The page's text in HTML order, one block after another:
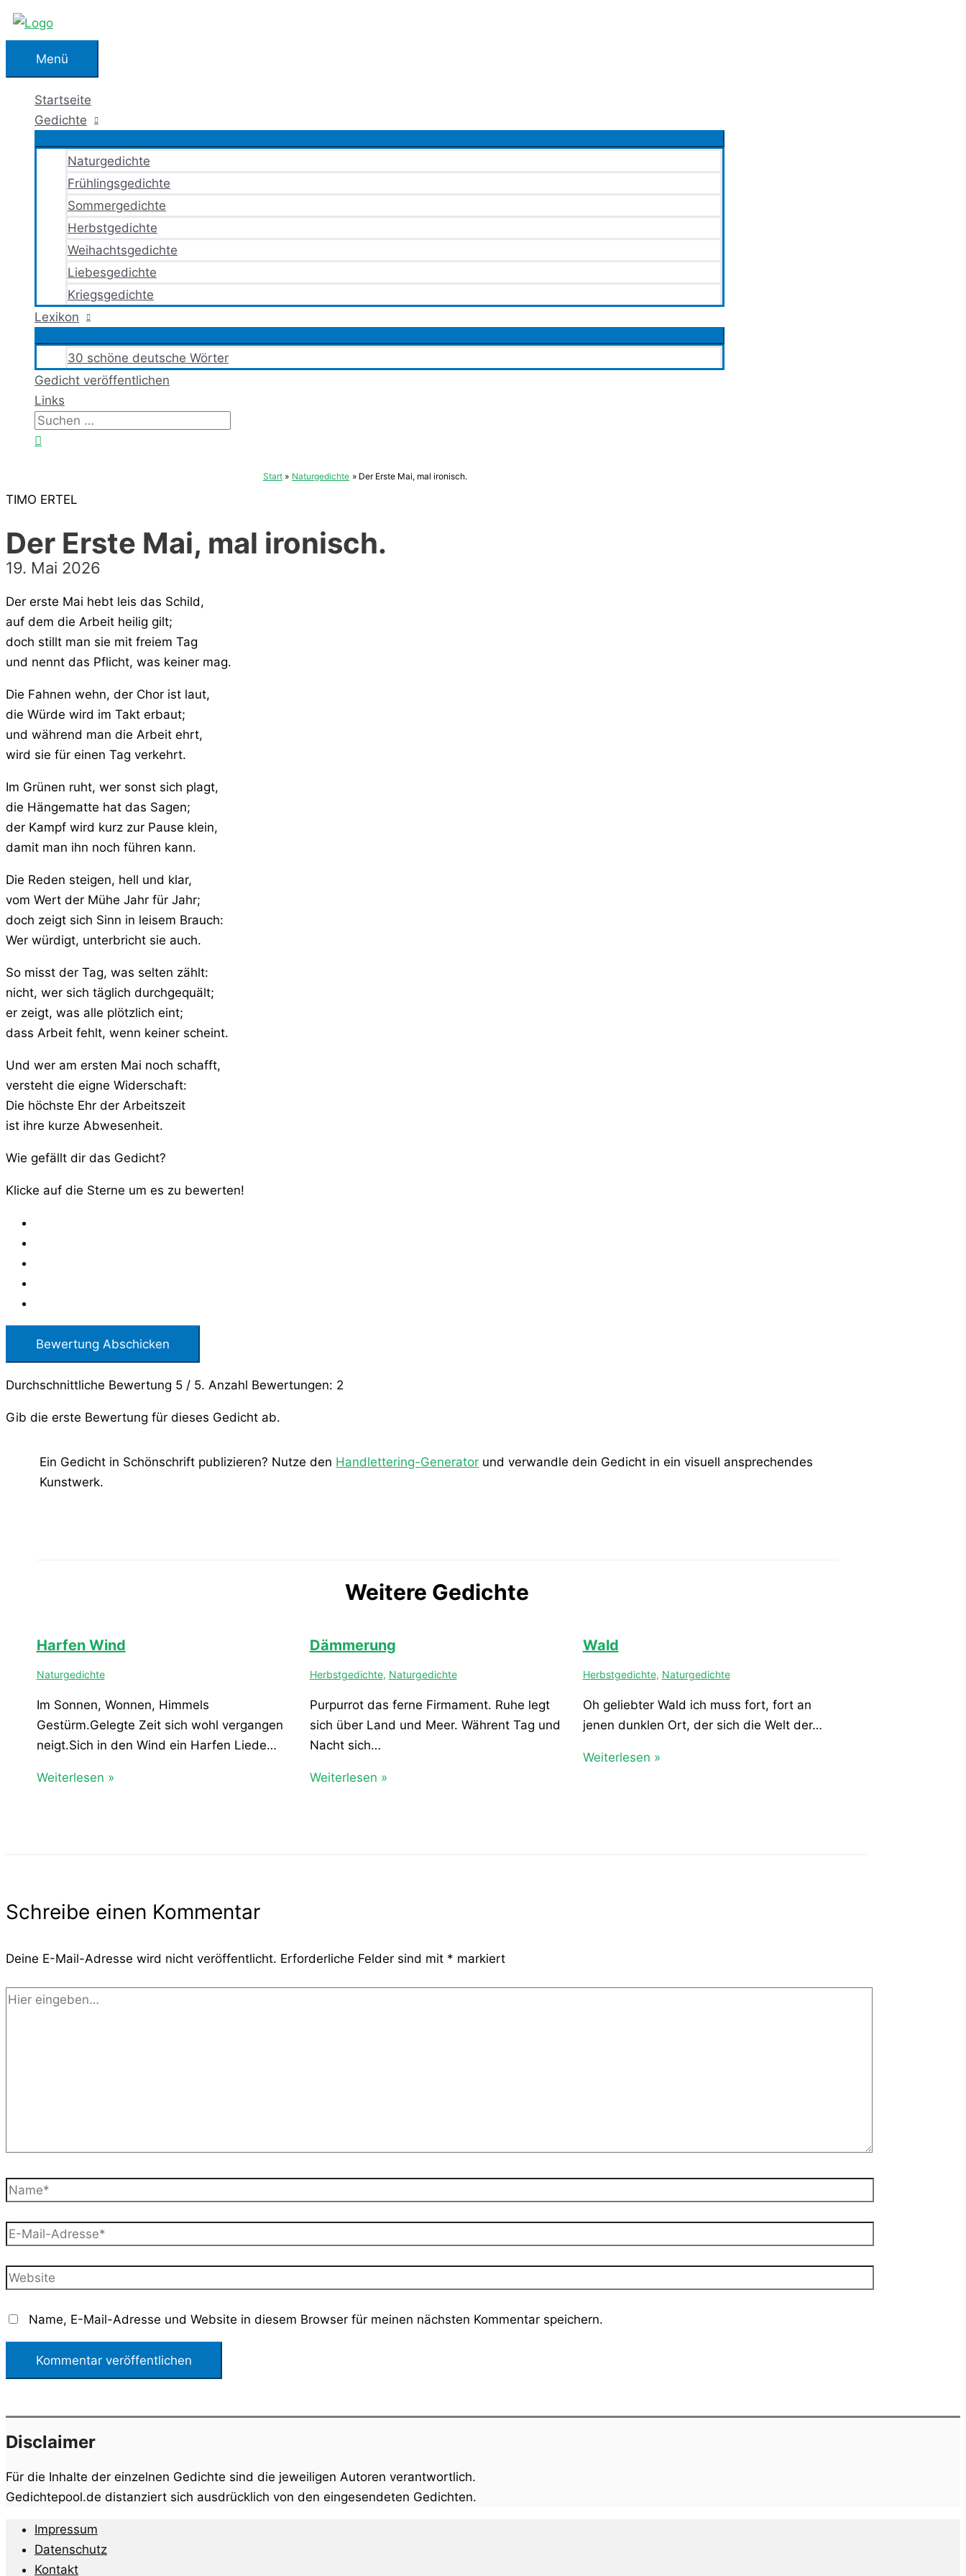
Zum
springenMenü
Menü
Startseite
Gedichte
Naturgedichte
Frühlingsgedichte
Sommergedichte
Herbstgedichte
Weihachtsgedichte
Liebesgedichte
Kriegsgedichte
Lexikon
30 schöne deutsche Wörter
Gedicht veröffentlichen
Links
Suchen
nach:
Start Naturgedichte Der Erste Mai, mal ironisch.
TIMO ERTEL
Der Erste Mai, mal ironisch.
19. Mai 2026
Der erste Mai hebt leis das Schild,
auf dem die Arbeit heilig gilt;
doch stillt man sie mit freiem Tag
und nennt das Pflicht, was keiner mag.
Die Fahnen wehn, der Chor ist laut,
die Würde wird im Takt erbaut;
und während man die Arbeit ehrt,
wird sie für einen Tag verkehrt.
Im Grünen ruht, wer sonst sich plagt,
die Hängematte hat das Sagen;
der Kampf wird kurz zur Pause klein,
damit man ihn noch führen kann.
Die Reden steigen, hell und klar,
vom Wert der Mühe Jahr für Jahr;
doch zeigt sich Sinn in leisem Brauch:
Wer würdigt, unterbricht sie auch.
So misst der Tag, was selten zählt:
nicht, wer sich täglich durchgequält;
er zeigt, was alle plötzlich eint;
dass Arbeit fehlt, wenn keiner scheint.
Und wer am ersten Mai noch schafft,
versteht die eigne Widerschaft:
Die höchste Ehr der Arbeitszeit
ist ihre kurze Abwesenheit.
Wie gefällt dir das Gedicht?
Klicke auf die Sterne um es zu bewerten!
Bewertung Abschicken
Durchschnittliche Bewertung 5 / 5. Anzahl Bewertungen: 2
Gib die erste Bewertung für dieses Gedicht ab.
Ein Gedicht in Schönschrift publizieren? Nutze den Handlettering-Generator und verwandle dein Gedicht in ein visuell ansprechendes
Kunstwerk.
Weitere Gedichte
Harfen Wind
Naturgedichte
Im Sonnen, Wonnen, Himmels
Gestürm.Gelegte Zeit sich wohl vergangen
neigt.Sich in den Wind ein Harfen Liede…
Weiterlesen »
Dämmerung
Herbstgedichte, Naturgedichte
Purpurrot das ferne Firmament. Ruhe legt
sich über Land und Meer. Währent Tag und
Nacht sich…
Weiterlesen »
Wald
Herbstgedichte, Naturgedichte
Oh geliebter Wald ich muss fort, fort an
jenen dunklen Ort, der sich die Welt der…
Weiterlesen »
Schreibe einen Kommentar
Deine E-Mail-Adresse wird nicht veröffentlicht. Erforderliche Felder sind mit * markiert
Hier
Name*
E-
Adresse*
Website
Name, E-Mail-Adresse und Website in diesem Browser für meinen nächsten Kommentar speichern.
Disclaimer
Für die Inhalte der einzelnen Gedichte sind die jeweiligen Autoren verantwortlich.
Gedichtepool.de distanziert sich ausdrücklich von den eingesendeten Gedichten.
Impressum
Datenschutz
Kontakt